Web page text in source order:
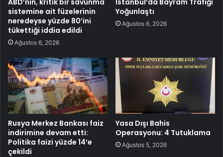
sistemine ait füzelerinin
neredeyse yüzde 80’ini
tükettiği iddia edildi
Ağustos 6, 2026
Yoğunlaştı
Ağustos 6, 2026
Rusya Merkez Bankası faiz
indirimine devam etti:
Politika faizi yüzde 14’e
çekildi
Yasa Dışı Bahis
Operasyonu: 4 Tutuklama
Ağustos 5, 2026